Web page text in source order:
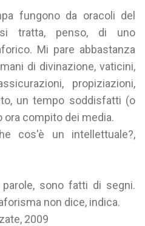
fungono da oracoli del
tratta, penso, di uno
Mi pare abbastanza
di divinazione, vaticini,
propiziazioni,
un tempo soddisfatti (o
ora compito dei media.
cos'è un intellettuale?,
sono fatti di segni.
non dice, indica.
2009